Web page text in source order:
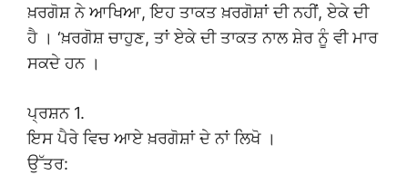
ਖ਼ਰਗੋਸ਼ ਨੇ ਆਖਿਆ, ਇਹ ਤਾਕਤ ਖ਼ਰਗੋਸ਼ਾਂ ਦੀ ਨਹੀਂ, ਏਕੇ ਦੀ
ਹੈ । ‘ਖ਼ਰਗੋਸ਼ ਚਾਹੁਣ, ਤਾਂ ਏਕੇ ਦੀ ਤਾਕਤ ਨਾਲ ਸ਼ੇਰ ਨੂੰ ਵੀ ਮਾਰ
ਸਕਦੇ ਹਨ ।
ਪ੍ਰਸ਼ਨ 1.
ਇਸ ਪੈਰੇ ਵਿਚ ਆਏ ਖ਼ਰਗੋਸ਼ਾਂ ਦੇ ਨਾਂ ਲਿਖੋ ।
ਉੱਤਰ: